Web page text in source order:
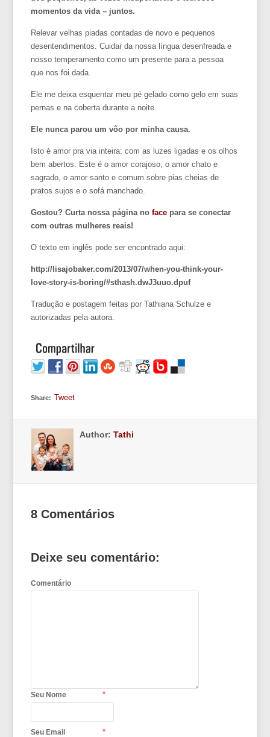
momentos da vida – juntos.
Relevar velhas piadas contadas de novo e pequenos
desentendimentos. Cuidar da nossa língua desenfreada e
nosso temperamento como um presente para a pessoa
que nos foi dada.
Ele me deixa esquentar meu pé gelado como gelo em suas
pernas e na coberta durante a noite.
Ele nunca parou um vôo por minha causa.
Isto é amor pra via inteira: com as luzes ligadas e os olhos
bem abertos. Este é o amor corajoso, o amor chato e
sagrado, o amor santo e comum sobre pias cheias de
pratos sujos e o sofá manchado.
Gostou? Curta nossa página noface para se conectar
com outras mulheres reais!
O texto em inglês pode ser encontrado aqui:
http://lisajobaker.com/2013/07/when-you-think-your-
love-story-is-boring/#sthash.dwJ3uuo.dpuf
Tradução e postagem feitas por Tathiana Schulze e
autorizadas pela autora.
Share: Tweet
Author:Tathi
8 Comentários
Deixe seu comentário:
Comentário
Seu Nome *
Seu Email *